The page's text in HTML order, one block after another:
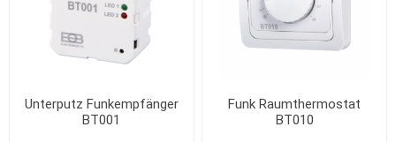
Unterputz Funkempfänger
BT001
Funk Raumthermostat
BT010